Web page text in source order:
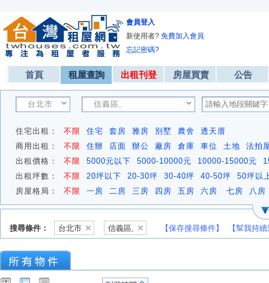
會員登入
新使用者? 免費加入會員
忘記密碼?
首頁 租屋查詢 出租刊登 房屋買賣 公告
台北市 信義區,
住宅出租： 不限 住宅 套房 雅房 別墅 農舍
透天厝
商用出租：
不限 住辦 店面 辦公 廠房 倉庫 車位 土地
法拍
出租價格：
不限 5000元以下 5000-10000元 10000-15000元
出租坪數：
不限 20坪以下 20-30坪 30-40坪 40-50坪
50坪以
房屋格局：
不限 一房 二房 三房 四房 五房 六房 七房 八房
搜尋條件： 台北市 信義區, 【保存搜尋條件】 【幫我持